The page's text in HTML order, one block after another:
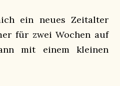
ein neues Zeitalter
für zwei Wochen auf
mit einem kleinen